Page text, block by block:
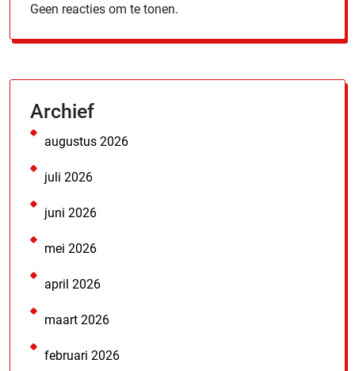
Geen reacties om te tonen.
Archief
augustus 2026
juli 2026
juni 2026
mei 2026
april 2026
maart 2026
februari 2026